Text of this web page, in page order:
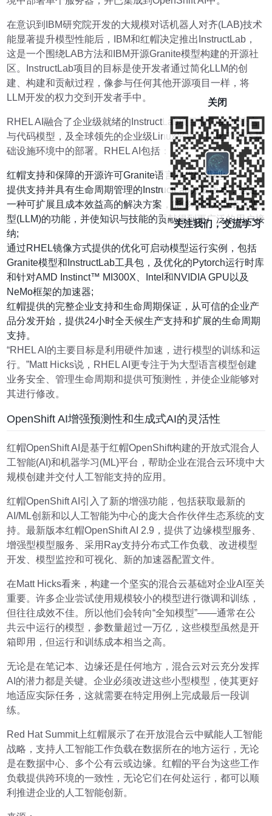
在意识到IBM研究院开发的大规模对话机器人对齐(LAB)技术
能显著提升模型性能后，IBM和红帽决定推出InstructLab，
这是一个围绕LAB方法和IBM开源Granite模型构建的开源社
区。InstructLab项目的目标是使开发者通过简化LLM的创
建、构建和贡献过程，像参与任何其他开源项目一样，将
LLM开发的权力交到开发者手中。
RHEL AI融合了企业级就绪的InstructLab项目和Granite语言
与代码模型，及全球领先的企业级Linux平台，简化了混合基
础设施环境中的部署。RHEL AI包括：
红帽支持和保障的开源许可Granite语言和代码模型;
提供支持并具有生命周期管理的InstructLab分发版本，这是
一种可扩展且成本效益高的解决方案，能够增强大型语言模
型(LLM)的功能，并使知识与技能的贡献得到更广泛的用户接
纳;
通过RHEL镜像方式提供的优化可启动模型运行实例，包括
Granite模型和InstructLab工具包，及优化的Pytorch运行时库
和针对AMD Instinct™ MI300X、Intel和NVIDIA GPU以及
NeMo框架的加速器;
红帽提供的完整企业支持和生命周期保证，从可信的企业产
品分发开始，提供24小时全天候生产支持和扩展的生命周期
支持。
“RHEL AI的主要目标是利用硬件加速，进行模型的训练和运
行。”Matt Hicks说，RHEL AI更专注于为大型语言模型创建
业务安全、管理生命周期和提供可预测性，并使企业能够对
其进行修改。
OpenShift AI增强预测性和生成式AI的灵活性
红帽OpenShift AI是基于红帽OpenShift构建的开放式混合人
工智能(AI)和机器学习(ML)平台，帮助企业在混合云环境中大
规模创建并交付人工智能支持的应用。
红帽OpenShift AI引入了新的增强功能，包括获取最新的
AI/ML创新和以人工智能为中心的庞大合作伙伴生态系统的支
持。最新版本红帽OpenShift AI 2.9，提供了边缘模型服务、
增强型模型服务、采用Ray支持分布式工作负载、改进模型
开发、模型监控和可视化、新的加速器配置文件。
在Matt Hicks看来，构建一个坚实的混合云基础对企业AI至关
重要。许多企业尝试使用规模较小的模型进行微调和训练，
但往往成效不佳。所以他们会转向“全知模型”——通常在公
共云中运行的模型，参数量超过一万亿，这些模型虽然是开
箱即用，但运行和训练成本相当之高。
无论是在笔记本、边缘还是任何地方，混合云对云充分发挥
AI的潜力都是关键。企业必须改进这些小型模型，使其更好
地适应实际任务，这就需要在特定用例上完成最后一段训
练。
Red Hat Summit上红帽展示了在开放混合云中赋能人工智能
战略，支持人工智能工作负载在数据所在的地方运行，无论
是在数据中心、多个公有云或边缘。红帽的平台为这些工作
负载提供跨环境的一致性，无论它们在何处运行，都可以顺
利推进企业的人工智能创新。
关闭
关注我们，交流学习